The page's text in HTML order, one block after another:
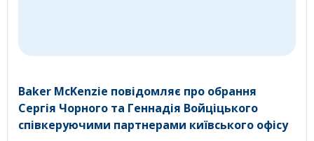
Baker McKenzie повідомляє про обрання
Сергія Чорного та Геннадія Войціцького
співкеруючими партнерами київського офісу